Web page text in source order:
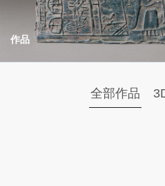
作品
全部作品